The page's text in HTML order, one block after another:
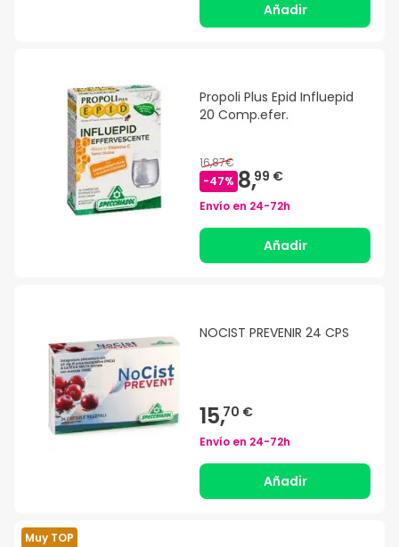
Añadir
Propoli Plus Epid Influepid
20 Comp.efer.
16,87€
-47% 8,99 €
Envío en 24-72h
Añadir
NOCIST PREVENIR 24 CPS
15,70 €
Envío en 24-72h
Añadir
Muy TOP